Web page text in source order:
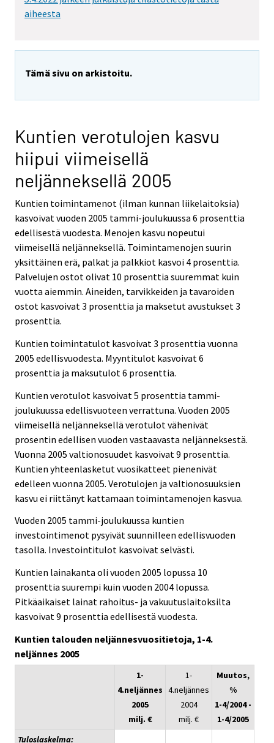
aiheesta
Tämä sivu on arkistoitu.
Kuntien verotulojen kasvu
hiipui viimeisellä
neljänneksellä 2005
Kuntien toimintamenot (ilman kunnan liikelaitoksia)
kasvoivat vuoden 2005 tammi-joulukuussa 6 prosenttia
edellisestä vuodesta. Menojen kasvu nopeutui
viimeisellä neljänneksellä. Toimintamenojen suurin
yksittäinen erä, palkat ja palkkiot kasvoi 4 prosenttia.
Palvelujen ostot olivat 10 prosenttia suuremmat kuin
vuotta aiemmin. Aineiden, tarvikkeiden ja tavaroiden
ostot kasvoivat 3 prosenttia ja maksetut avustukset 3
prosenttia.
Kuntien toimintatulot kasvoivat 3 prosenttia vuonna
2005 edellisvuodesta. Myyntitulot kasvoivat 6
prosenttia ja maksutulot 6 prosenttia.
Kuntien verotulot kasvoivat 5 prosenttia tammi-
joulukuussa edellisvuoteen verrattuna. Vuoden 2005
viimeisellä neljänneksellä verotulot vähenivät
prosentin edellisen vuoden vastaavasta neljänneksestä.
Vuonna 2005 valtionosuudet kasvoivat 9 prosenttia.
Kuntien yhteenlasketut vuosikatteet pienenivät
edelleen vuonna 2005. Verotulojen ja valtionosuuksien
kasvu ei riittänyt kattamaan toimintamenojen kasvua.
Vuoden 2005 tammi-joulukuussa kuntien
investointimenot pysyivät suunnilleen edellisvuoden
tasolla. Investointitulot kasvoivat selvästi.
Kuntien lainakanta oli vuoden 2005 lopussa 10
prosenttia suurempi kuin vuoden 2004 lopussa.
Pitkäaikaiset lainat rahoitus- ja vakuutuslaitoksilta
kasvoivat 9 prosenttia edellisestä vuodesta.
Kuntien talouden neljännesvuositietoja, 1-4.
neljännes 2005
1-
4.neljännes
2005
milj. €
1-
4.neljännes
2004
milj. €
Muutos,
%
1-4/2004 -
1-4/2005
Tuloslaskelma: